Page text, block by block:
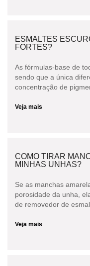
ESMALTES
FORTES?
As fórmulas-base de
sendo que a única
concentração de
Veja mais
COMO TIRAR
MINHAS UNHAS?
Se as manchas
porosidade da unha,
de removedor de
Veja mais